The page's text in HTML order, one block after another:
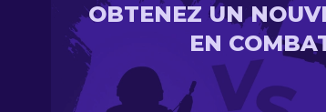
OBTENEZ UN
EN